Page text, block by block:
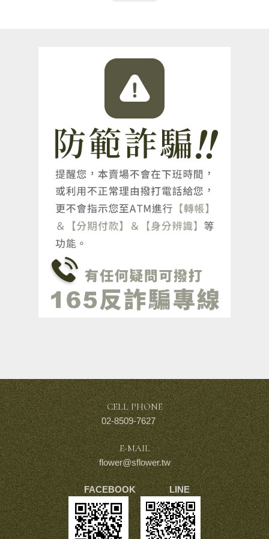
CELL PHONE
02-8509-7627
E-MAIL
flower@sflower.tw
FACEBOOK LINE